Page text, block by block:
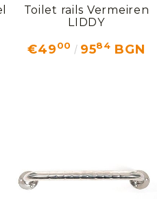
Toilet rails Vermeiren
LIDDY
€4900 9584 BGN